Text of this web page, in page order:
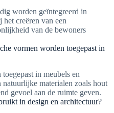
worden geïntegreerd in
creëren van een
van de bewoners
vormen worden toegepast in
in meubels en
natuurlijke materialen zoals hout
gevoel aan de ruimte geven.
in design en architectuur?